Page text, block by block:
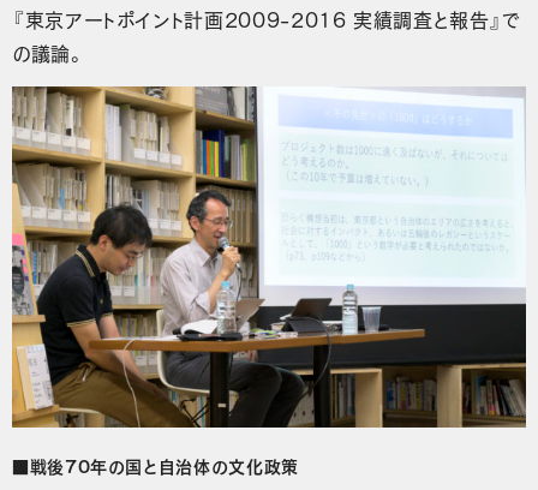
『東京アートポイント計画2009-2016 実績調査と報告』で
の議論。
■戦後70年の国と自治体の文化政策